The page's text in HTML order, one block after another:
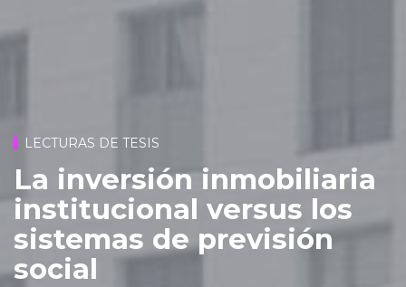
LECTURAS DE TESIS
La inversión inmobiliaria
institucional versus los
sistemas de previsión
social